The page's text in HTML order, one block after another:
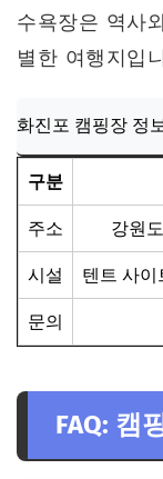
수욕장은 역사
별한 여행지입
화진포 캠핑장 정보
구분
주소 강원
시설 텐트 사이
문의
FAQ: 캠